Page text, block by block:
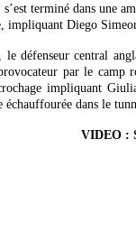
s’est terminé dans une
impliquant Diego
défenseur central
par le camp
impliquant
échauffourée dans le
VIDEO :